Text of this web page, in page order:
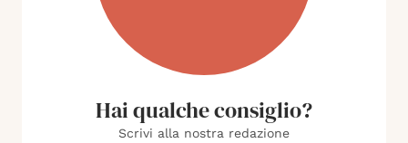
Hai qualche consiglio?
Scrivi alla nostra redazione